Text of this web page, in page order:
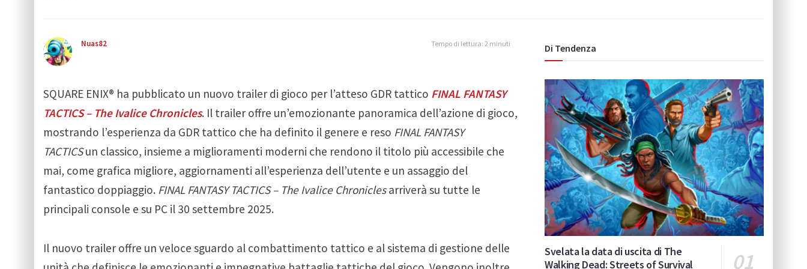
Nuas82 Tempo di lettura: 2 minuti
SQUARE ENIX® ha pubblicato un nuovo trailer di gioco per l’atteso GDR tattico FINAL FANTASY
TACTICS – The Ivalice Chronicles. Il trailer offre un’emozionante panoramica dell’azione di gioco,
mostrando l’esperienza da GDR tattico che ha definito il genere e reso FINAL FANTASY
TACTICSun classico, insieme a miglioramenti moderni che rendono il titolo più accessibile che
mai, come grafica migliore, aggiornamenti all’esperienza dell’utente e un assaggio del
fantastico doppiaggio. FINAL FANTASY TACTICS – The Ivalice Chroniclesarriverà su tutte le
principali console e su PC il 30 settembre 2025.
Il nuovo trailer offre un veloce sguardo al combattimento tattico e al sistema di gestione delle
Di Tendenza
Svelata la data di uscita di The
Walking Dead: Streets of Survival